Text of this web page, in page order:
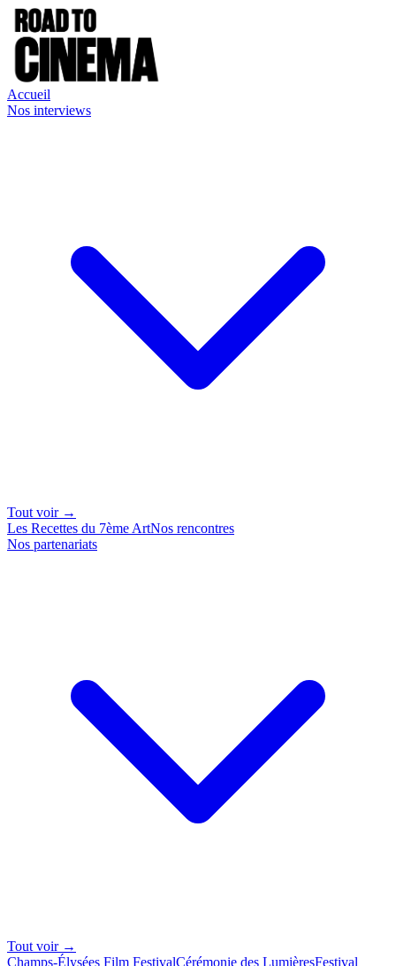
Accueil
Nos interviews
Tout voir →
Les Recettes du 7ème ArtNos rencontres
Nos partenariats
Tout voir →
Champs-Élysées Film FestivalCérémonie des LumièresFestival